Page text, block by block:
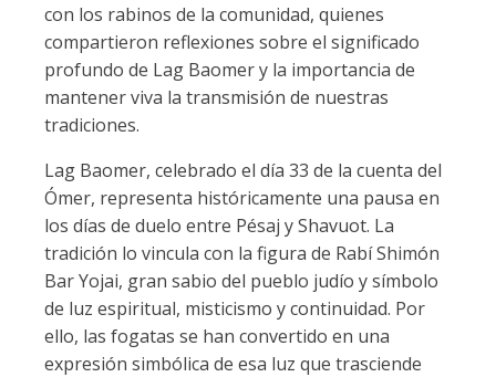
con los rabinos de la comunidad, quienes
compartieron reflexiones sobre el significado
profundo de Lag Baomer y la importancia de
mantener viva la transmisión de nuestras
tradiciones.
Lag Baomer, celebrado el día 33 de la cuenta del
Ómer, representa históricamente una pausa en
los días de duelo entre Pésaj y Shavuot. La
tradición lo vincula con la figura de Rabí Shimón
Bar Yojai, gran sabio del pueblo judío y símbolo
de luz espiritual, misticismo y continuidad. Por
ello, las fogatas se han convertido en una
expresión simbólica de esa luz que trasciende